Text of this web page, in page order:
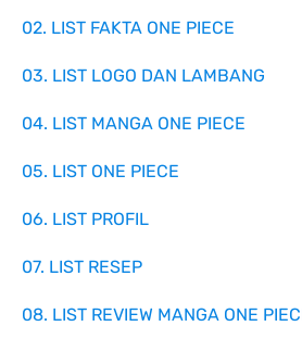
02. LIST FAKTA ONE PIECE
03. LIST LOGO DAN LAMBANG
04. LIST MANGA ONE PIECE
05. LIST ONE PIECE
06. LIST PROFIL
07. LIST RESEP
08. LIST REVIEW MANGA ONE